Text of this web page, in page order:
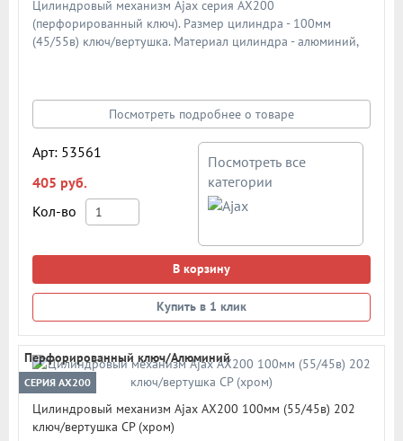
Цилиндровый механизм Ajax серия AX200
(перфорированный ключ). Размер цилиндра - 100мм
(45/55в) ключ/вертушка. Материал цилиндра - алюминий,
024 комбинаций.Посмотреть подробнее о товаре
Арт: 53561
405 руб.
Кол-во
Посмотреть все
категории
В корзину
Купить в 1 клик
Перфорированный ключ/Алюминий
СЕРИЯ AX200
Цилиндровый механизм Ajax AX200 100мм (55/45в) 202
ключ/вертушка CP (хром)